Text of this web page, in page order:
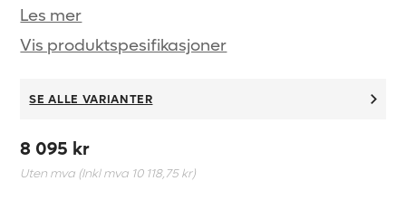
Les mer
Vis produktspesifikasjoner
SE ALLE VARIANTER
8 095 kr
Uten mva (Inkl mva 10 118,75 kr)